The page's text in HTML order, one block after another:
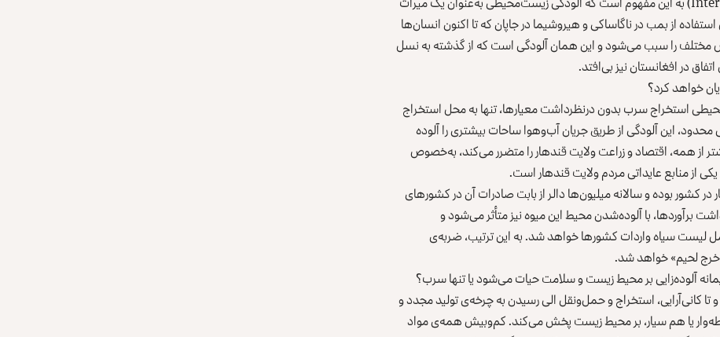
از بمب در ناگاساکی و هیروشیما در جاپان که تا اکنون انسان‌ها
مختلف را سبب می‌شود و این همان آلودگی است که از گذشته به نسل
در افغانستان نیز بی‌افتد.
خواهد کرد؟
استخراج سرب بدون درنظرداشت معیارها، تنها به محل استخراج
این آلودگی از طریق جریان آب‌وهوا ساحات بیشتری را آلوده
از همه، اقتصاد و زراعت ولایت قندهار را متضرر می‌کند، به‌خصوص
از منابع عایداتی مردم ولایت قندهار است.
کشور بوده و سالانه میلیون‌ها دالر از بابت صادرات آن در کشور‌های
برآوردها، با آلوده‌شدن محیط این میوه نیز متأثر می‌شود و
لیست سیاه واردات کشور‌ها خواهد شد. به این ترتیب، ضربه‌ی
خرج لحیم» خواهد شد.
آلوده‌زایی بر محیط ‌زیست و سلامت حیات می‌شود یا تنها سرب؟
کانی‌آرایی، استخراج و حمل‌و‌نقل الی رسیدن به چرخه‌ی تولید مجدد و
یا هم سیار، بر محیط ‌زیست‌ پخش می‌کند. کم‌وبیش همه‌‌ی مواد